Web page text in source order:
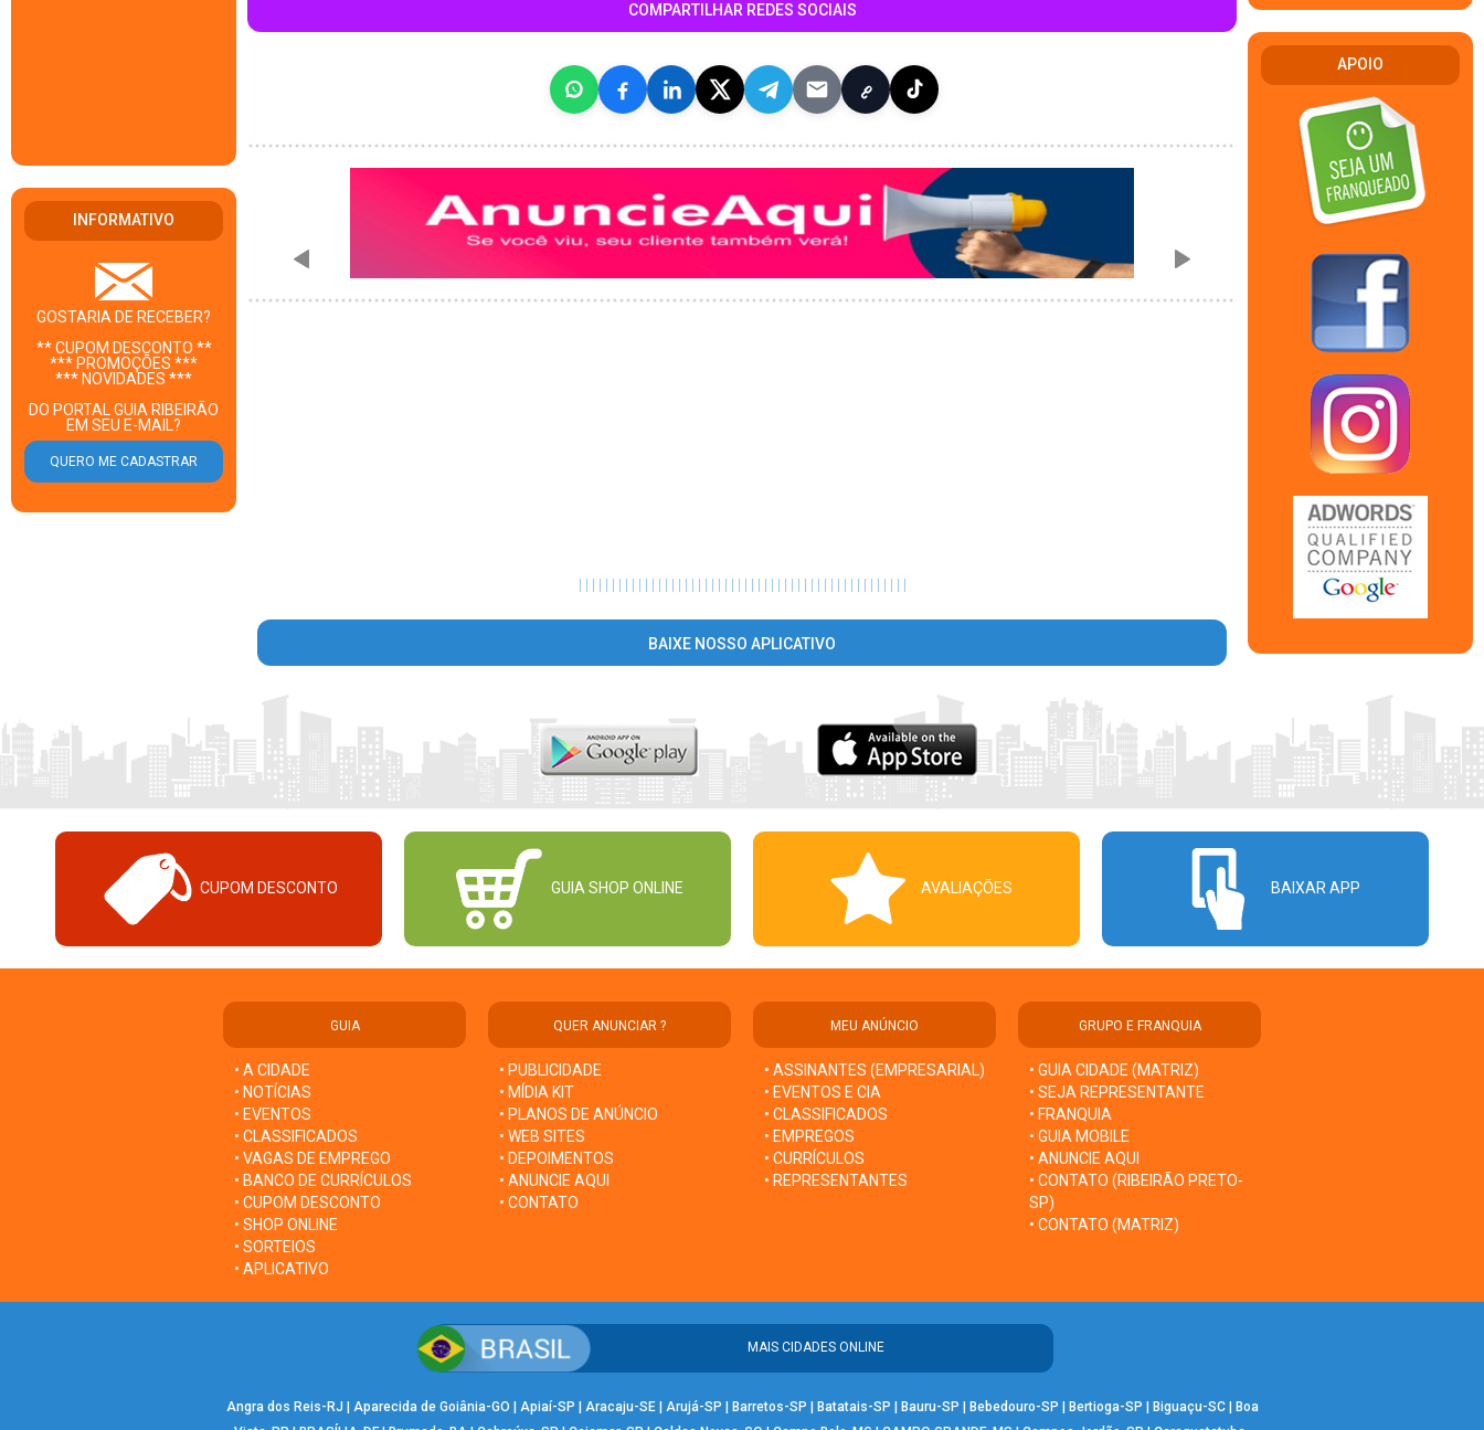
INFORMATIVO
GOSTARIA DE RECEBER?
** CUPOM DESCONTO **
*** PROMOÇÕES ***
*** NOVIDADES ***
DO PORTAL GUIA RIBEIRÃO
EM SEU E-MAIL?
COMPARTILHAR REDES SOCIAIS
BAIXE NOSSO APLICATIVO
APOIO
CUPOM DESCONTO GUIA SHOP ONLINE AVALIAÇÕES BAIXAR APP
GUIA
• A CIDADE
• NOTÍCIAS
• EVENTOS
• CLASSIFICADOS
• VAGAS DE EMPREGO
• BANCO DE CURRÍCULOS
• CUPOM DESCONTO
• SHOP ONLINE
• SORTEIOS
• APLICATIVO
QUER ANUNCIAR ?
• PUBLICIDADE
• MÍDIA KIT
• PLANOS DE ANÚNCIO
• WEB SITES
• DEPOIMENTOS
• ANUNCIE AQUI
• CONTATO
MEU ANÚNCIO
• ASSINANTES (EMPRESARIAL)
• EVENTOS E CIA
• CLASSIFICADOS
• EMPREGOS
• CURRÍCULOS
• REPRESENTANTES
GRUPO E FRANQUIA
• GUIA CIDADE (MATRIZ)
• SEJA REPRESENTANTE
• FRANQUIA
• GUIA MOBILE
• ANUNCIE AQUI
• CONTATO (RIBEIRÃO PRETO-
SP)
• CONTATO (MATRIZ)
MAIS CIDADES ONLINE
Angra dos Reis-RJ | Aparecida de Goiânia-GO | Apiaí-SP | Aracaju-SE| Arujá-SP | Barretos-SP | Batatais-SP | Bauru-SP | Bebedouro-SP | Bertioga-SP | Biguaçu-SC| Boa